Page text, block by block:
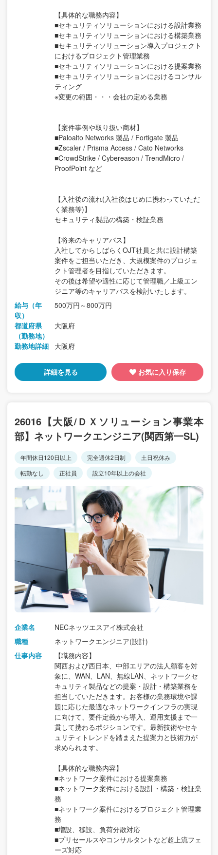
【具体的な職務内容】
■セキュリティソリューションにおける設計業務
■セキュリティソリューションにおける構築業務
■セキュリティソリューション導入プロジェクト
におけるプロジェクト管理業務
■セキュリティソリューションにおける提案業務
■セキュリティソリューションにおけるコンサル
ティング
※変更の範囲・・・会社の定める業務
【案件事例や取り扱い商材】
■Paloalto Networks 製品 / Fortigate 製品
■Zscaler / Prisma Access / Cato Networks
■CrowdStrike / Cybereason / TrendMicro /
ProofPoint など
【入社後の流れ(入社後はじめに携わっていただ
く業務等)】
セキュリティ製品の構築・検証業務
【将来のキャリアパス】
入社してからしばらくOJT社員と共に設計構築
案件をご担当いただき、大規模案件のプロジェ
クト管理者を目指していただきます。
その後は希望や適性に応じて管理職／上級エン
ジニア等のキャリアパスを検討いたします。
給与（年
収）
500万円～800万円
都道府県
（勤務地）
大阪府
勤務地詳細 大阪府
詳細を見る お気に入り保存
26016【大阪/ＤＸソリューション事業本
部】ネットワークエンジニア(関西第一SL)
年間休日120日以上 完全週休2日制
土日祝休み
転勤なし
正社員 設立10年以上の会社
企業名
NECネッツエスアイ株式会社
職種
ネットワークエンジニア(設計)
仕事内容
【職務内容】
関西および西日本、中部エリアの法人顧客を対
象に、WAN、LAN、無線LAN、ネットワークセ
キュリティ製品などの提案・設計・構築業務を
担当していただきます。お客様の業務環境や課
題に応じた最適なネットワークインフラの実現
に向けて、要件定義から導入、運用支援まで一
貫して携わるポジションです。最新技術やセキ
ュリティトレンドを踏まえた提案力と技術力が
求められます。
【具体的な職務内容】
■ネットワーク案件における提案業務
■ネットワーク案件における設計・構築・検証業
務
■ネットワーク案件におけるプロジェクト管理業
務
■増設、移設、負荷分散対応
■プリセールスやコンサルタントなど超上流フェ
ーズ対応